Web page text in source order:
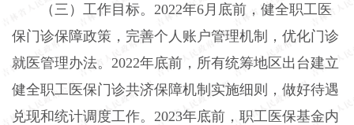
（三）工作目标。2022年6月底前，健全职工医
保门诊保障政策，完善个人账户管理机制，优化门诊
就医管理办法。2022年底前，所有统筹地区出台建立
健全职工医保门诊共济保障机制实施细则，做好待遇
兑现和统计调度工作。2023年底前，职工医保基金内